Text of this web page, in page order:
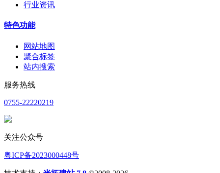
行业资讯
特色功能
网站地图
聚合标签
站内搜索
服务热线
0755-22220219
关注公众号
粤ICP备2023000448号